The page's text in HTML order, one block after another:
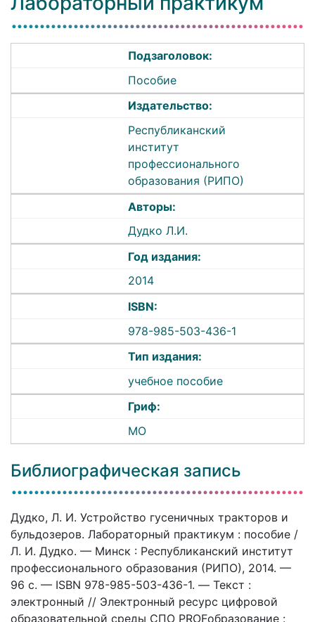
Подзаголовок:
Пособие
Издательство:
Республиканский
институт
профессионального
образования (РИПО)
Авторы:
Дудко Л.И.
Год издания:
2014
ISBN:
978-985-503-436-1
Тип издания:
учебное пособие
Гриф:
МО
Библиографическая запись
Дудко, Л. И. Устройство гусеничных тракторов и
бульдозеров. Лабораторный практикум : пособие /
Л. И. Дудко. — Минск : Республиканский институт
профессионального образования (РИПО), 2014. —
96 c. — ISBN 978-985-503-436-1. — Текст :
электронный // Электронный ресурс цифровой
образовательной среды СПО PROFобразование :